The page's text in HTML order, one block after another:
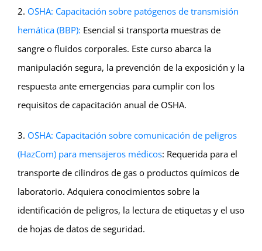
2. OSHA: Capacitación sobre patógenos de transmisión
hemática (BBP): Esencial si transporta muestras de
sangre o fluidos corporales. Este curso abarca la
manipulación segura, la prevención de la exposición y la
respuesta ante emergencias para cumplir con los
requisitos de capacitación anual de OSHA.
3. OSHA: Capacitación sobre comunicación de peligros
(HazCom) para mensajeros médicos: Requerida para el
transporte de cilindros de gas o productos químicos de
laboratorio. Adquiera conocimientos sobre la
identificación de peligros, la lectura de etiquetas y el uso
de hojas de datos de seguridad.